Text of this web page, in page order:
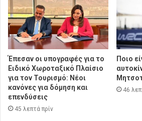
Έπεσαν οι υπογραφές για το
Ειδικό Χωροταξικό Πλαίσιο
για τον Τουρισμό: Νέοι
κανόνες για δόμηση και
επενδύσεις
45 λεπτά πρίν
Ποιο
46